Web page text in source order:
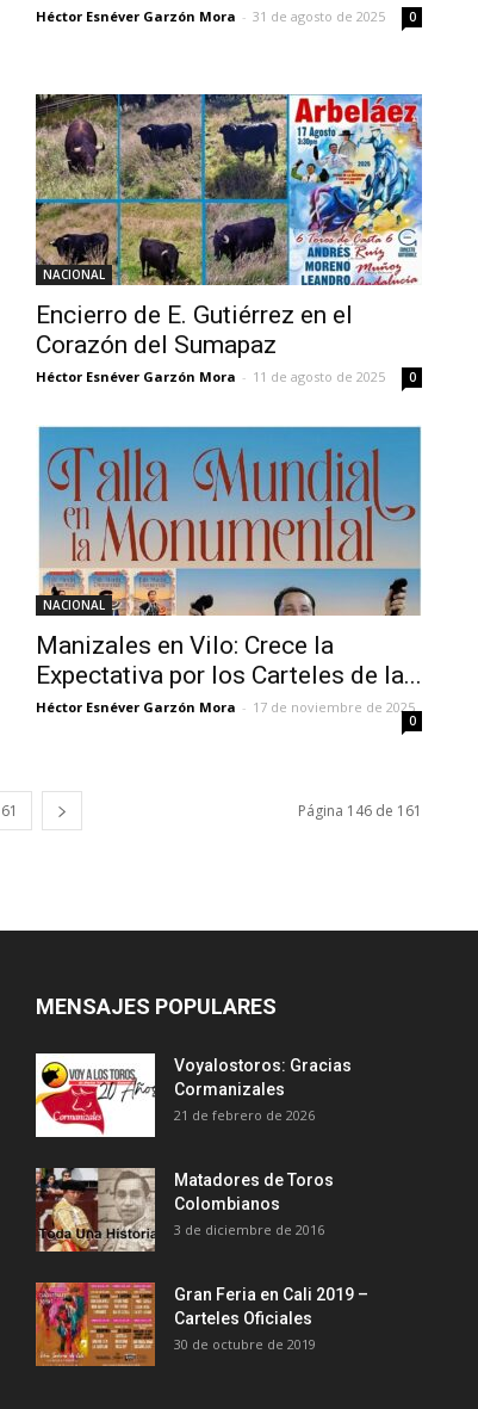
Héctor Esnéver Garzón Mora - 31 de agosto de 2025 0
NACIONAL
Encierro de E. Gutiérrez en el
Corazón del Sumapaz
Héctor Esnéver Garzón Mora - 11 de agosto de 2025 0
NACIONAL
Manizales en Vilo: Crece la
Expectativa por los Carteles de la...
Héctor Esnéver Garzón Mora - 17 de noviembre de 2025
0
Página 146 de 161
MENSAJES POPULARES
Voyalostoros: Gracias
Cormanizales
21 de febrero de 2026
Matadores de Toros
Colombianos
3 de diciembre de 2016
Gran Feria en Cali 2019 –
Carteles Oficiales
30 de octubre de 2019